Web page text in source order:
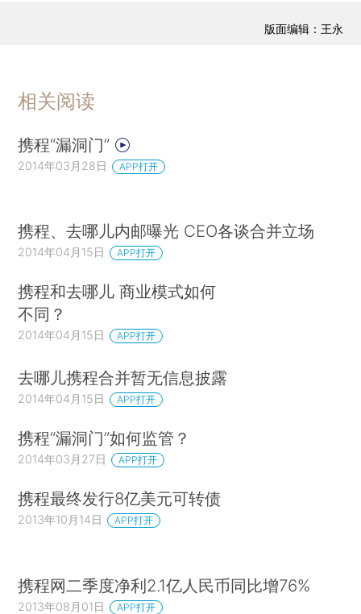
版面编辑：王永
相关阅读
携程“漏洞门”
2014年03月28日 APP打开
携程、去哪儿内邮曝光 CEO各谈合并立场
2014年04月15日 APP打开
携程和去哪儿 商业模式如何
不同？
2014年04月15日 APP打开
去哪儿携程合并暂无信息披露
2014年04月15日 APP打开
携程“漏洞门”如何监管？
2014年03月27日 APP打开
携程最终发行8亿美元可转债
2013年10月14日 APP打开
携程网二季度净利2.1亿人民币同比增76%
2013年08月01日 APP打开